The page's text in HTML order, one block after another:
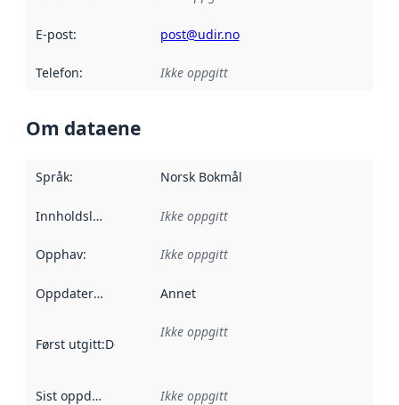
E-post: post@udir.no
Telefon: Ikke oppgitt
Om dataene
Språk: Norsk Bokmål
Innholdsleverandører :
Ikke oppgitt
Opphav: Ikke oppgitt
Oppdateringsfrekvens :
Annet
Først utgitt:Denne datoen sier når dataene i dette
Ikke oppgitt
Sist oppdatert Ikke oppgitt